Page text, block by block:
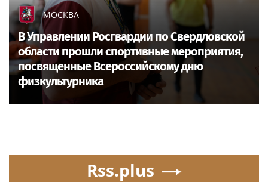
МОСКВА
В Управлении Росгвардии по Свердловской
области прошли спортивные мероприятия,
посвященные Всероссийскому дню
физкультурника
Rss.plus